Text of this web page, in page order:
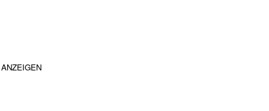
ANZEIGEN